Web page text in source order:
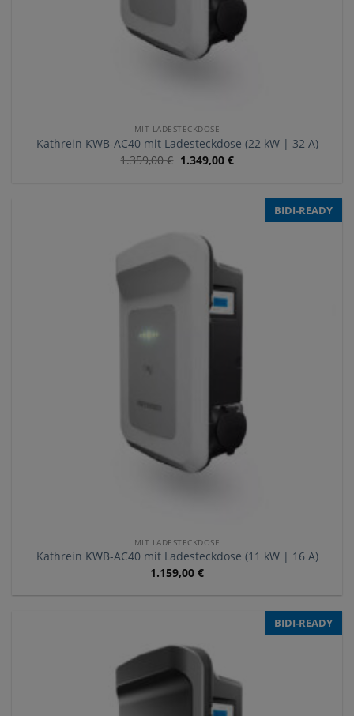
MIT LADESTECKDOSE
Kathrein KWB-AC40 mit Ladesteckdose (22 kW | 32 A)
1.359,00€ 1.349,00 €
BIDI-READY
MIT LADESTECKDOSE
Kathrein KWB-AC40 mit Ladesteckdose (11 kW | 16 A)
1.159,00 €
BIDI-READY